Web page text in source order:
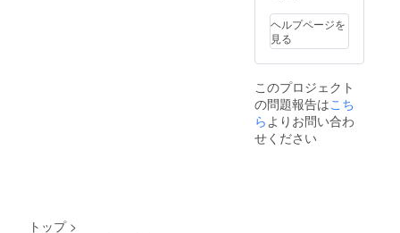
ヘルプページを
見る
このプロジェクト
の問題報告はこち
ら よりお問い合わ
せください
トップ >